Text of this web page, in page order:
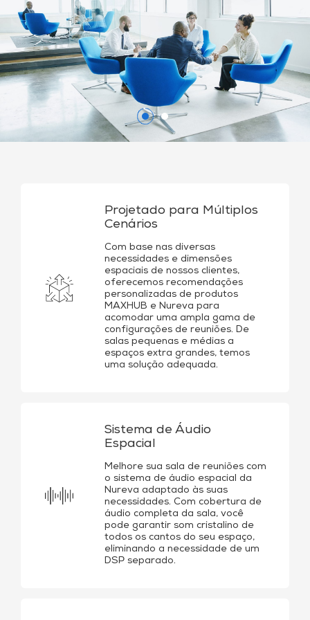
-- Andy Teoh, Diretor de
Produtos da MAXHUB EUA
Projetado para Múltiplos
Cenários
Com base nas diversas
necessidades e dimensões
espaciais de nossos clientes,
oferecemos recomendações
personalizadas de produtos
MAXHUB e Nureva para
acomodar uma ampla gama de
configurações de reuniões. De
salas pequenas e médias a
espaços extra grandes, temos
uma solução adequada.
Sistema de Áudio
Espacial
Melhore sua sala de reuniões com
o sistema de áudio espacial da
Nureva adaptado às suas
necessidades. Com cobertura de
áudio completa da sala, você
pode garantir som cristalino de
todos os cantos do seu espaço,
eliminando a necessidade de um
DSP separado.